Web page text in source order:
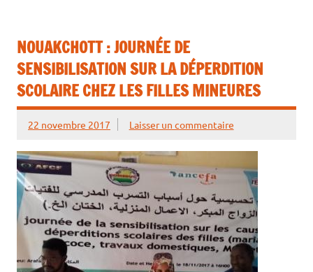
NOUAKCHOTT : JOURNÉE DE
SENSIBILISATION SUR LA DÉPERDITION
SCOLAIRE CHEZ LES FILLES MINEURES
22 novembre 2017 Laisser un commentaire